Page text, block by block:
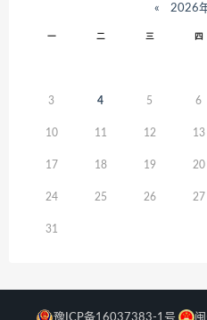
« 2026
一 二 三 四
3 4 5 6
10 11 12 13
17 18 19 20
24 25 26 27
31